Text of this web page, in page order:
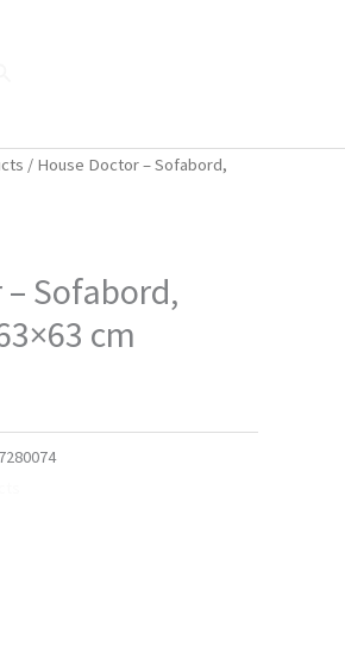
/ House Doctor – Sofabord,
Sofabord,
cm